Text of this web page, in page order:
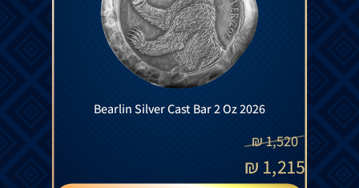
Bearlin Silver Cast Bar 2 Oz 2026
1,520
₪
1,215
₪